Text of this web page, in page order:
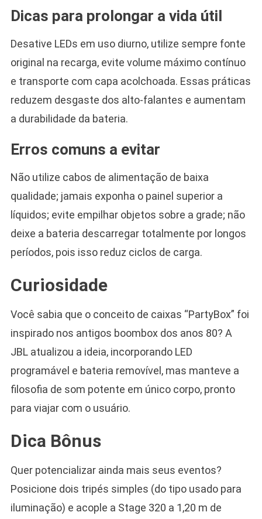
Dicas para prolongar a vida útil
Desative LEDs em uso diurno, utilize sempre fonte
original na recarga, evite volume máximo contínuo
e transporte com capa acolchoada. Essas práticas
reduzem desgaste dos alto-falantes e aumentam
a durabilidade da bateria.
Erros comuns a evitar
Não utilize cabos de alimentação de baixa
qualidade; jamais exponha o painel superior a
líquidos; evite empilhar objetos sobre a grade; não
deixe a bateria descarregar totalmente por longos
períodos, pois isso reduz ciclos de carga.
Curiosidade
Você sabia que o conceito de caixas “PartyBox” foi
inspirado nos antigos boombox dos anos 80? A
JBL atualizou a ideia, incorporando LED
programável e bateria removível, mas manteve a
filosofia de som potente em único corpo, pronto
para viajar com o usuário.
Dica Bônus
Quer potencializar ainda mais seus eventos?
Posicione dois tripés simples (do tipo usado para
iluminação) e acople a Stage 320 a 1,20 m de